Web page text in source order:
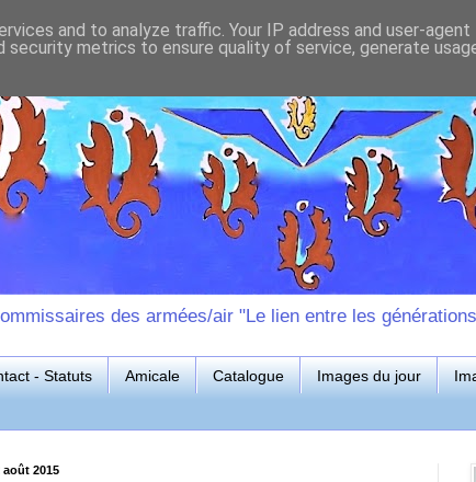
des armées/air "Le lien entre les
- Statuts Amicale Catalogue Images du jour
août 2015
and to analyze traffic. Your IP address and user-agent
security metrics to ensure quality of service, generate